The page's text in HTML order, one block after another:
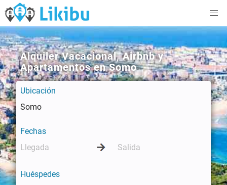
Alquiler Vacacional, Airbnb y
Apartamentos en Somo
Ubicación
Fechas
Huéspedes